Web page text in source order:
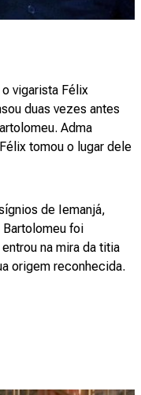
vigarista Félix
duas vezes antes
Adma
tomou o lugar dele
de Iemanjá,
Bartolomeu foi
na mira da titia
origem reconhecida.